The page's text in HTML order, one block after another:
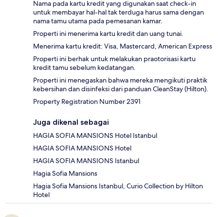
Nama pada kartu kredit yang digunakan saat check-in
untuk membayar hal-hal tak terduga harus sama dengan
nama tamu utama pada pemesanan kamar.
Properti ini menerima kartu kredit dan uang tunai.
Menerima kartu kredit: Visa, Mastercard, American Express
Properti ini berhak untuk melakukan praotorisasi kartu
kredit tamu sebelum kedatangan.
Properti ini menegaskan bahwa mereka mengikuti praktik
kebersihan dan disinfeksi dari panduan CleanStay (Hilton).
Property Registration Number 2391
Juga dikenal sebagai
HAGIA SOFIA MANSIONS Hotel Istanbul
HAGIA SOFIA MANSIONS Hotel
HAGIA SOFIA MANSIONS Istanbul
Hagia Sofia Mansions
Hagia Sofia Mansions Istanbul, Curio Collection by Hilton
Hotel